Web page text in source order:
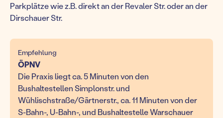
Empfehlung
ÖPNV
Die Praxis liegt ca. 5 Minuten von den
Bushaltestellen Simplonstr. und
Wühlischstraße/Gärtnerstr., ca. 11 Minuten von der
S-Bahn-, U-Bahn-, und Bushaltestelle Warschauer
Parkplätze wie z.B. direkt an der Revaler Str. oder an der
Dirschauer Str.